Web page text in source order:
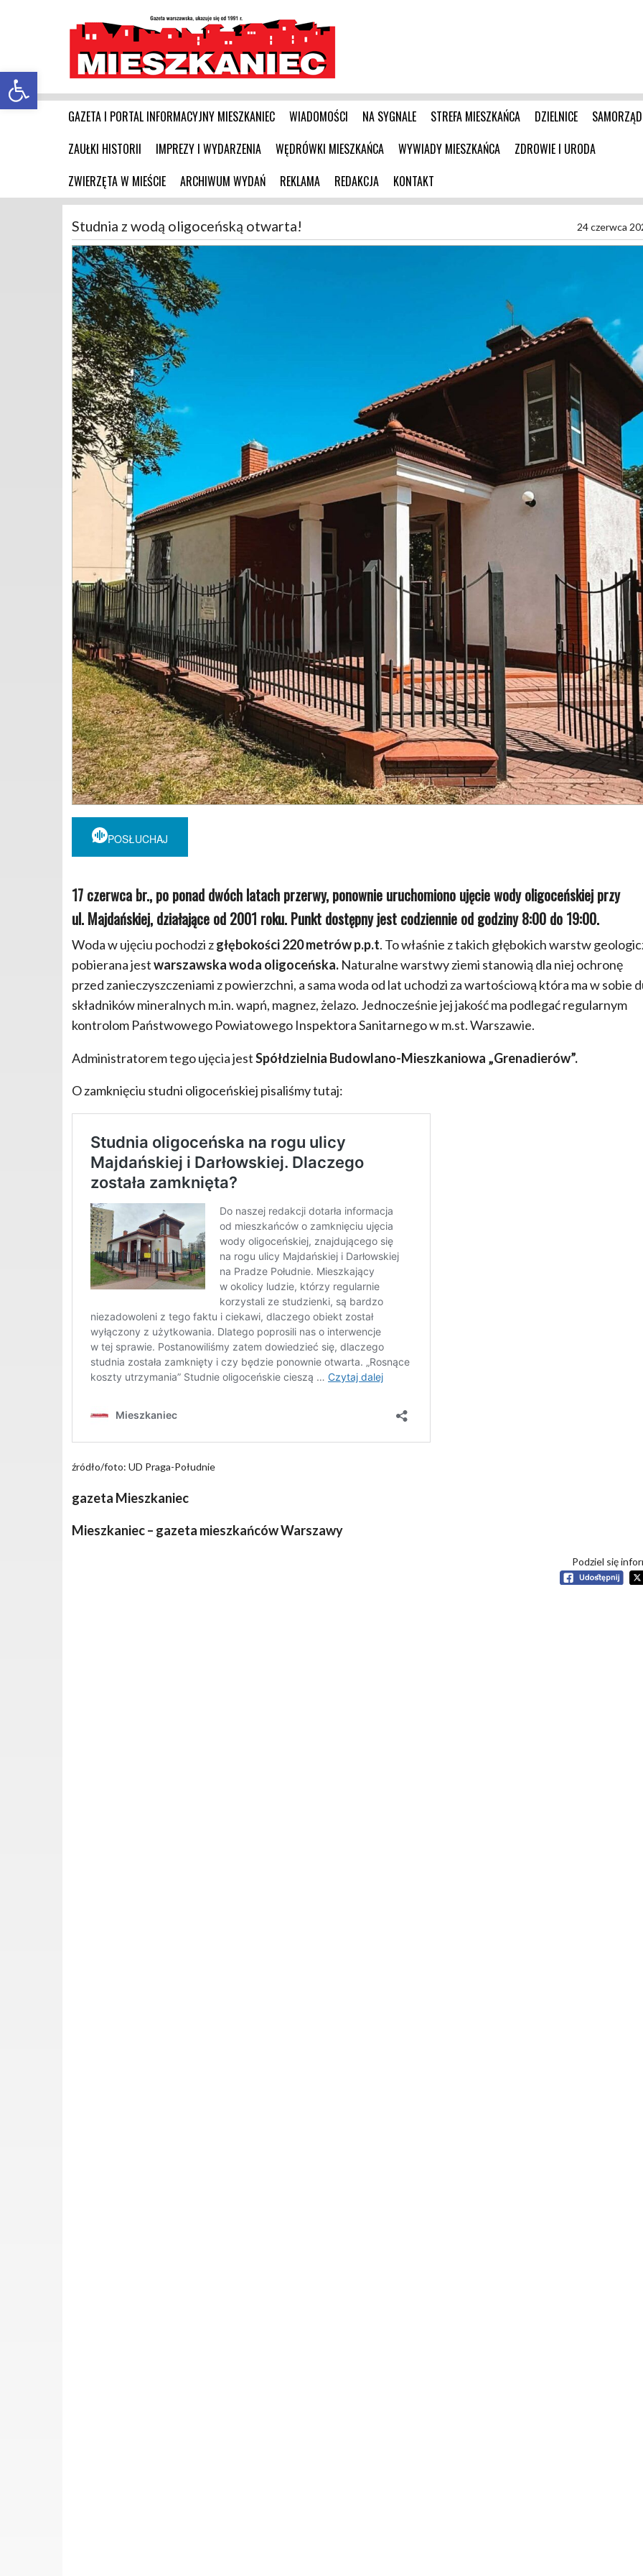
Otwórz pasek narzędzi
GAZETA I PORTAL INFORMACYJNY MIESZKANIEC WIADOMOŚCI NA SYGNALE STREFA MIESZKAŃCA DZIELNICE
SAMORZĄD
ZAUŁKI HISTORII
IMPREZY I WYDARZENIA WĘDRÓWKI MIESZKAŃCA WYWIADY MIESZKAŃCA
ZDROWIE I URODA
ZWIERZĘTA W MIEŚCIE
ARCHIWUM WYDAŃ REKLAMA REDAKCJA KONTAKT
Studnia z wodą oligoceńską otwarta! 24 czerwca
POSŁUCHAJ
17 czerwca br., po ponad dwóch latach przerwy, ponownie uruchomiono ujęcie wody oligoceńskiej przy
ul. Majdańskiej, działające od 2001 roku. Punkt dostępny jest codziennie od godziny 8:00 do 19:00.
Woda w ujęciu pochodzi zgłębokości 220 metrów p.p.t. To właśnie z takich głębokich warstw
pobierana jestwarszawska woda oligoceńska. Naturalne warstwy ziemi stanowią dla niej ochronę
przed zanieczyszczeniami z powierzchni, a sama woda od lat uchodzi za wartościową która ma w sobie
składników mineralnych m.in. wapń, magnez, żelazo. Jednocześnie jej jakość ma podlegać regularnym
kontrolom Państwowego Powiatowego Inspektora Sanitarnego w m.st. Warszawie.
Administratorem tego ujęcia jestSpółdzielnia Budowlano-Mieszkaniowa „Grenadierów”.
O zamknięciu studni oligoceńskiej pisaliśmy tutaj:
źródło/foto: UD Praga-Południe
gazeta Mieszkaniec
Mieszkaniec – gazeta mieszkańców Warszawy
Podziel się